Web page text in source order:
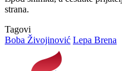
strana.
Tagovi
Boba Živojinović Lepa Brena